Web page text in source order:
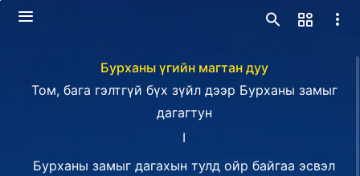
Бурханы үгийн магтан дуу
Том, бага гэлтгүй бүх зүйл дээр Бурханы замыг
дагагтун
I
Бурханы замыг дагахын тулд ойр байгаа эсвэл